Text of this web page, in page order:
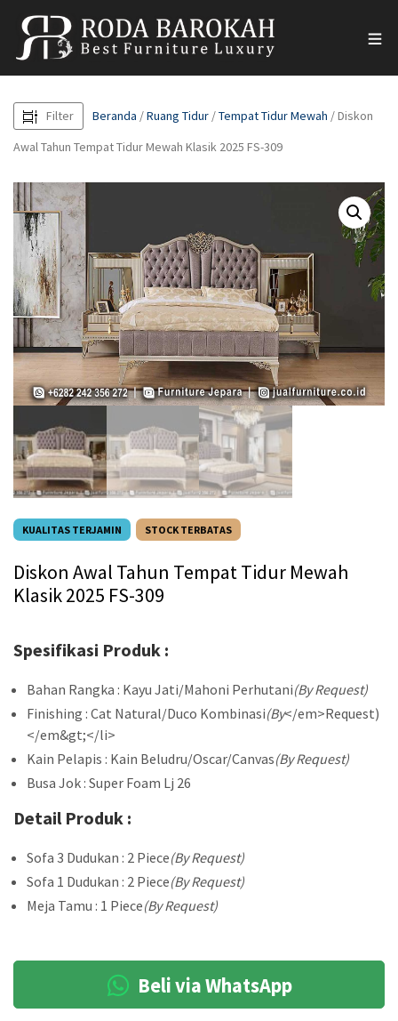
Filter Beranda /Ruang Tidur /Tempat Tidur Mewah / Diskon
Awal Tahun Tempat Tidur Mewah Klasik 2025 FS-309
KUALITAS TERJAMIN STOCK TERBATAS
Diskon Awal Tahun Tempat Tidur Mewah
Klasik 2025 FS-309
Spesifikasi Produk :
Bahan Rangka : Kayu Jati/Mahoni Perhutani(By Request)
Finishing : Cat Natural/Duco Kombinasi(By</em>Request)
</em&gt;</li>
Kain Pelapis : Kain Beludru/Oscar/Canvas(By Request)
Busa Jok : Super Foam Lj 26
Detail Produk :
Sofa 3 Dudukan : 2 Piece(By Request)
Sofa 1 Dudukan : 2 Piece(By Request)
Meja Tamu : 1 Piece(By Request)
Beli via WhatsApp